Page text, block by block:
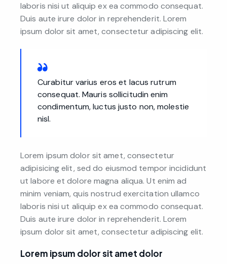
laboris nisi ut aliquip ex ea commodo consequat.
Duis aute irure dolor in reprehenderit. Lorem
ipsum dolor sit amet, consectetur adipiscing elit.
Curabitur varius eros et lacus rutrum
consequat. Mauris sollicitudin enim
condimentum, luctus justo non, molestie
nisl.
Lorem ipsum dolor sit amet, consectetur
adipisicing elit, sed do eiusmod tempor incididunt
ut labore et dolore magna aliqua. Ut enim ad
minim veniam, quis nostrud exercitation ullamco
laboris nisi ut aliquip ex ea commodo consequat.
Duis aute irure dolor in reprehenderit. Lorem
ipsum dolor sit amet, consectetur adipiscing elit.
Lorem ipsum dolor sit amet dolor